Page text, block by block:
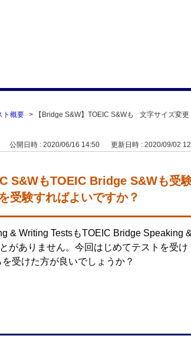
文字サイズ変更
ト概要 >
【Bridge S&W】TOEIC S&Wも
公開日時 : 2020/06/16 14:50 更新日時 : 2020/09/02
S&WもTOEIC Bridge S&Wも受
受験すればよいですか？
& Writing TestsもTOEIC Bridge Speaking &
がありません。今回はじめてテストを受け
受けた方が良いでしょうか？